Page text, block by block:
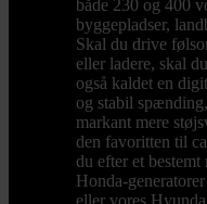
både 230 og 400
byggepladser,
Skal du drive
eller ladere, skal
også kaldet en
og stabil
markant mere
den favoritten til
du efter et
Honda-
eller vores